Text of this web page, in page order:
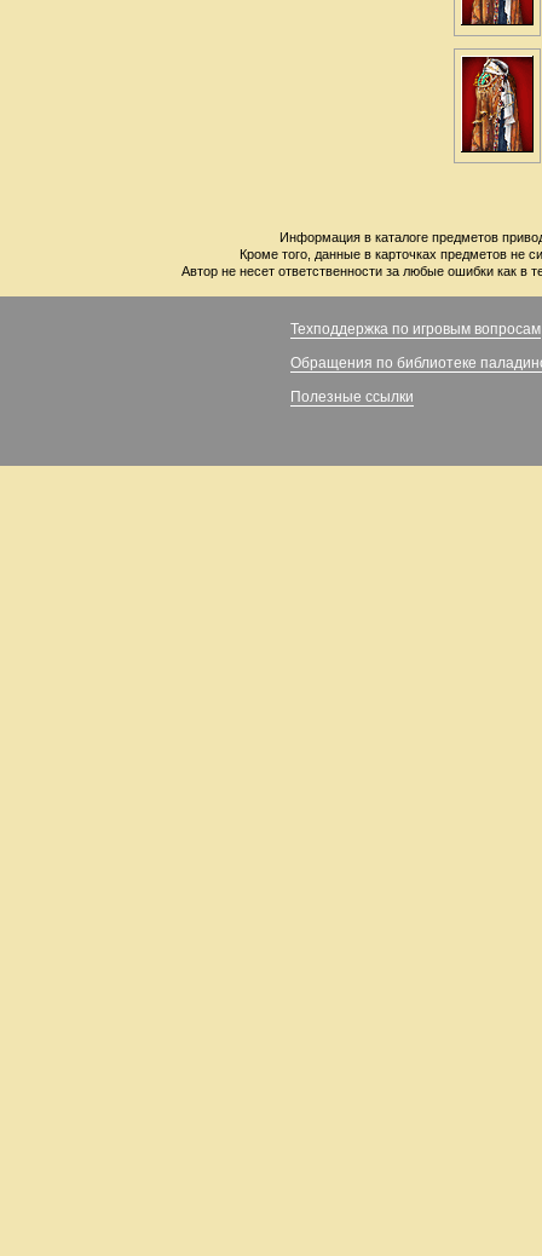
Информация в каталоге предметов
Кроме того, данные в карточках предметов не
Автор не несет ответственности за любые ошибки как в
Техподдержка по игровым вопросам
Обращения по библиотеке
Полезные ссылки